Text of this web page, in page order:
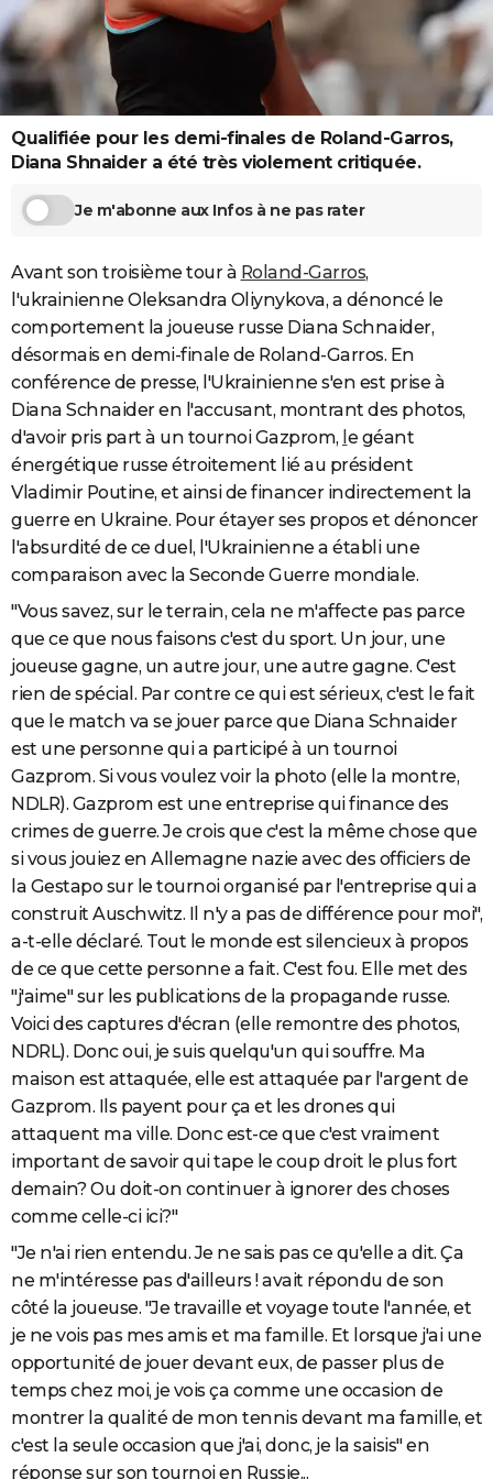
Destinations
City break
Voyage nature
Voyage de noces
Forum
Climat
+
PHOTO
GUIDES D'ACHAT
BONS PLANS
CARTE DE VOEUX
Carte de Noël
Carte Bonne année
Carte Saint-Valentin
Carte Pâques
Carte d'anniversaire
DICTIONNAIRE
COPAINS D'AVANT
S'inscrire
Se connecter
Lycées
Collèges
Primaires
Universités
Entreprises
Service militaire
Avis de recherche
AVIS DE DÉCÈS
FORUM
Qualifiée pour les demi-finales de Roland-Garros,
Diana Shnaider a été très violement critiquée.
Je m'abonne aux Infos à ne pas rater
Avant son troisième tour à Roland-Garros,
l'ukrainienne Oleksandra Oliynykova, a dénoncé le
comportement la joueuse russe Diana Schnaider,
désormais en demi-finale de Roland-Garros. En
conférence de presse, l'Ukrainienne s'en est prise à
Diana Schnaider en l'accusant, montrant des photos,
d'avoir pris part à un tournoi Gazprom, e géant
énergétique russe étroitement lié au président
Vladimir Poutine, et ainsi de financer indirectement la
guerre en Ukraine. Pour étayer ses propos et dénoncer
l'absurdité de ce duel, l'Ukrainienne a établi une
comparaison avec la Seconde Guerre mondiale.
"Vous savez, sur le terrain, cela ne m'affecte pas parce
que ce que nous faisons c'est du sport. Un jour, une
joueuse gagne, un autre jour, une autre gagne. C'est
rien de spécial. Par contre ce qui est sérieux, c'est le fait
que le match va se jouer parce que Diana Schnaider
est une personne qui a participé à un tournoi
Gazprom. Si vous voulez voir la photo (elle la montre,
NDLR). Gazprom est une entreprise qui finance des
crimes de guerre. Je crois que c'est la même chose que
si vous jouiez en Allemagne nazie avec des officiers de
la Gestapo sur le tournoi organisé par l'entreprise qui a
construit Auschwitz. Il n'y a pas de différence pour moi",
a-t-elle déclaré. Tout le monde est silencieux à propos
de ce que cette personne a fait. C'est fou. Elle met des
"j'aime" sur les publications de la propagande russe.
Voici des captures d'écran (elle remontre des photos,
NDRL). Donc oui, je suis quelqu'un qui souffre. Ma
maison est attaquée, elle est attaquée par l'argent de
Gazprom. Ils payent pour ça et les drones qui
attaquent ma ville. Donc est-ce que c'est vraiment
important de savoir qui tape le coup droit le plus fort
demain? Ou doit-on continuer à ignorer des choses
comme celle-ci ici?"
"Je n'ai rien entendu. Je ne sais pas ce qu'elle a dit. Ça
ne m'intéresse pas d'ailleurs ! avait répondu de son
côté la joueuse. "Je travaille et voyage toute l'année, et
je ne vois pas mes amis et ma famille. Et lorsque j'ai une
opportunité de jouer devant eux, de passer plus de
temps chez moi, je vois ça comme une occasion de
montrer la qualité de mon tennis devant ma famille, et
c'est la seule occasion que j'ai, donc, je la saisis" en
réponse sur son tournoi en Russie...